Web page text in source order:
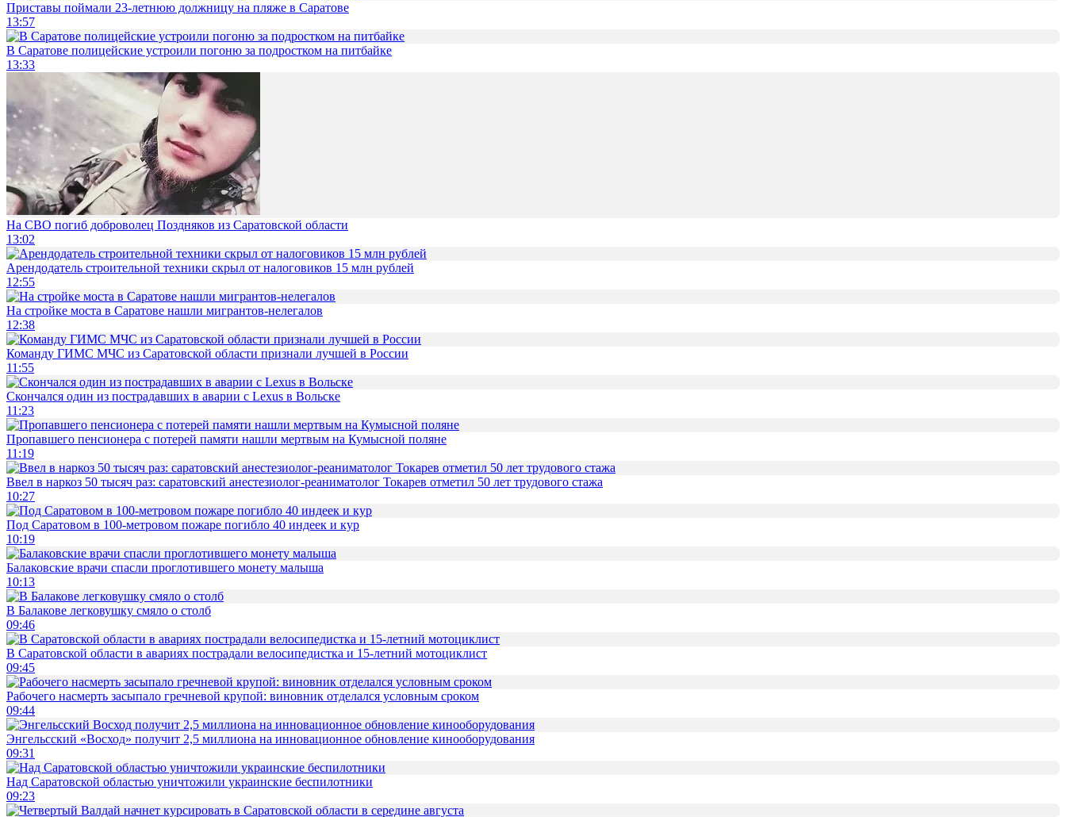
Приставы поймали 23-летнюю должницу на пляже в Саратове
13:57
В Саратове полицейские устроили погоню за подростком на питбайке
13:33
На СВО погиб доброволец Поздняков из Саратовской области
13:02
Арендодатель строительной техники скрыл от налоговиков 15 млн рублей
12:55
На стройке моста в Саратове нашли мигрантов-нелегалов
12:38
Команду ГИМС МЧС из Саратовской области признали лучшей в России
11:55
Скончался один из пострадавших в аварии c Lexus в Вольске
11:23
Пропавшего пенсионера с потерей памяти нашли мертвым на Кумысной поляне
11:19
Ввел в наркоз 50 тысяч раз: саратовский анестезиолог-реаниматолог Токарев отметил 50 лет трудового стажа
10:27
Под Саратовом в 100-метровом пожаре погибло 40 индеек и кур
10:19
Балаковские врачи спасли проглотившего монету малыша
10:13
В Балакове легковушку смяло о столб
09:46
В Саратовской области в авариях пострадали велосипедистка и 15-летний мотоциклист
09:45
Рабочего насмерть засыпало гречневой крупой: виновник отделался условным сроком
09:44
Энгельсский «Восход» получит 2,5 миллиона на инновационное обновление кинооборудования
09:31
Над Саратовской областью уничтожили украинские беспилотники
09:23